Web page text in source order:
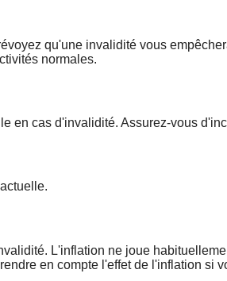
qu'une invalidité vous
normales.
en cas d'invalidité. Assurez-vous
L'inflation ne joue
en compte l'effet de l'inflation si